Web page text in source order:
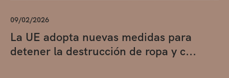
09/02/2026
La UE adopta nuevas medidas para
detener la destrucción de ropa y c...